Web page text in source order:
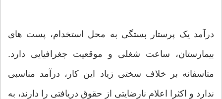
درآمد یک پرستار بستگی به محل استخدام، پست های
بیمارستان، ساعت شغلی و موقعیت جغرافیایی دارد.
متاسفانه بر خلاف سختی زیاد این کار، درآمد مناسبی
ندارد و اکثرا اعلام نارضایتی از حقوق دریافتی را دارند، به